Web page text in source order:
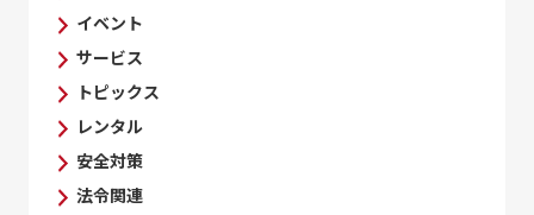
イベント
サービス
トピックス
レンタル
安全対策
法令関連